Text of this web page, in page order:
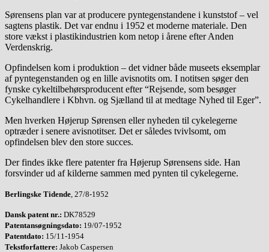
Sørensens plan var at producere pyntegenstandene i kunststof – vel
sagtens plastik. Det var endnu i 1952 et moderne materiale. Den
store vækst i plastikindustrien kom netop i årene efter Anden
Verdenskrig.
Opfindelsen kom i produktion – det vidner både museets eksemplar
af pyntegenstanden og en lille avisnotits om. I notitsen søger den
fynske cykeltilbehørsproducent efter “Rejsende, som besøger
Cykelhandlere i Kbhvn. og Sjælland til at medtage Nyhed til Eger”.
Men hverken Højerup Sørensen eller nyheden til cykelegerne
optræder i senere avisnotitser. Det er således tvivlsomt, om
opfindelsen blev den store succes.
Der findes ikke flere patenter fra Højerup Sørensens side. Han
forsvinder ud af kilderne sammen med pynten til cykelegerne.
Berlingske Tidende , 27/8-1952
Dansk patent nr.: DK78529
Patentansøgningsdato: 19/07-1952
Patentdato: 15/11-1954
Tekstforfattere: Jakob Caspersen